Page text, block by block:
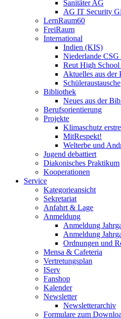
Sanitäter AG
AG IT Security
LernRaum60
FreiRaum
International
Indien (KIS)
Niederlande
Reut High
Aktuelles aus der
Schüleraustausche
Bibliothek
Neues aus der
Berufsorientierung
Projekte
Klimaschutz
MitRespekt!
Welterbe und
Jugend debattiert
Diakonisches Praktikum
Kooperationen
Service
Kategorieansicht
Sekretariat
Anfahrt & Lage
Anmeldung
Anmeldung
Anmeldung
Ordnungen und
Mensa & Cafeteria
Vertretungsplan
IServ
Fanshop
Kalender
Newsletter
Newsletterarchiv
Formulare zum